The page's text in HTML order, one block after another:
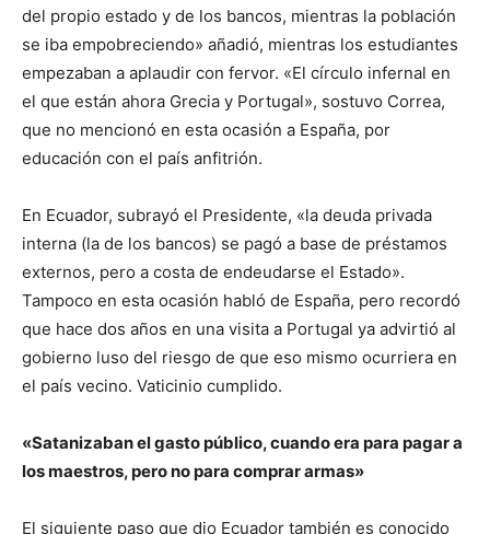
del propio estado y de los bancos, mientras la población
se iba empobreciendo» añadió, mientras los estudiantes
empezaban a aplaudir con fervor. «El círculo infernal en
el que están ahora Grecia y Portugal», sostuvo Correa,
que no mencionó en esta ocasión a España, por
educación con el país anfitrión.
En Ecuador, subrayó el Presidente, «la deuda privada
interna (la de los bancos) se pagó a base de préstamos
externos, pero a costa de endeudarse el Estado».
Tampoco en esta ocasión habló de España, pero recordó
que hace dos años en una visita a Portugal ya advirtió al
gobierno luso del riesgo de que eso mismo ocurriera en
el país vecino. Vaticinio cumplido.
«Satanizaban el gasto público, cuando era para pagar a
los maestros, pero no para comprar armas»
El siguiente paso que dio Ecuador también es conocido